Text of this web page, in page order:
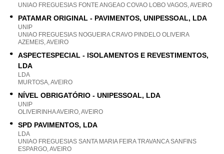
UNIAO FREGUESIAS FONTE ANGEAO COVAO LOBO VAGOS, AVEIRO
PATAMAR ORIGINAL - PAVIMENTOS, UNIPESSOAL, LDA
UNIP
UNIAO FREGUESIAS NOGUEIRA CRAVO PINDELO OLIVEIRA
AZEMEIS, AVEIRO
ASPECTESPECIAL - ISOLAMENTOS E REVESTIMENTOS,
LDA
LDA
MURTOSA, AVEIRO
NÍVEL OBRIGATÓRIO - UNIPESSOAL, LDA
UNIP
OLIVEIRINHA AVEIRO, AVEIRO
SPD PAVIMENTOS, LDA
LDA
UNIAO FREGUESIAS SANTA MARIA FEIRA TRAVANCA SANFINS
ESPARGO, AVEIRO